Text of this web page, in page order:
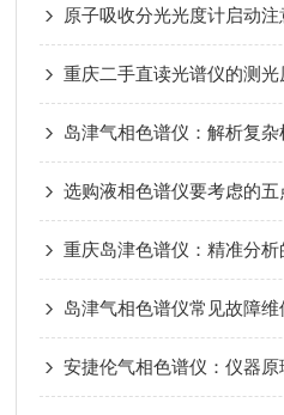
原子吸收分光光度计启动注
重庆二手直读光谱仪的测光
岛津气相色谱仪：解析复杂
选购液相色谱仪要考虑的五
重庆岛津色谱仪：精准分析
岛津气相色谱仪常见故障
安捷伦气相色谱仪：仪器